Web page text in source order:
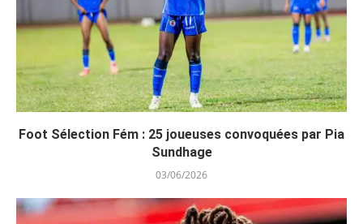
Foot Sélection Fém : 25 joueuses convoquées par Pia
Sundhage
03/06/2026